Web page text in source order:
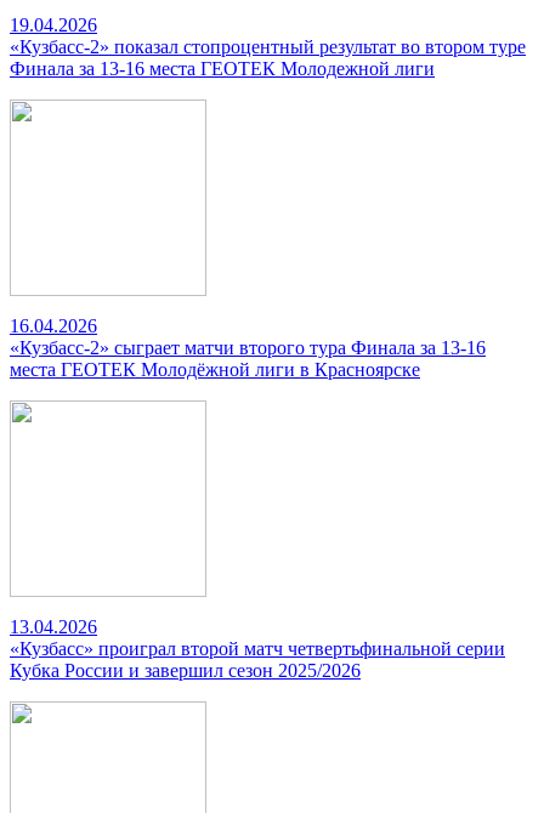
19.04.2026
«Кузбасс-2» показал стопроцентный результат во втором туре
Финала за 13-16 места ГЕОТЕК Молодежной лиги
16.04.2026
«Кузбасс-2» сыграет матчи второго тура Финала за 13-16
места ГЕОТЕК Молодёжной лиги в Красноярске
13.04.2026
«Кузбасс» проиграл второй матч четвертьфинальной серии
Кубка России и завершил сезон 2025/2026